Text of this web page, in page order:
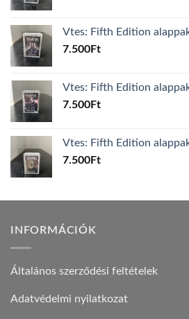
Vtes: Fifth Edition
7.500Ft
Vtes: Fifth Edition
7.500Ft
Vtes: Fifth Edition
7.500Ft
INFORMÁCIÓK
Általános szerződési feltételek
Adatvédelmi nyilatkozat